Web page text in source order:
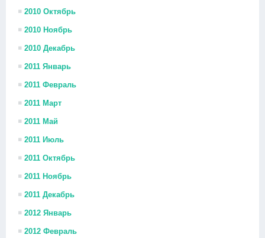
2010 Октябрь
2010 Ноябрь
2010 Декабрь
2011 Январь
2011 Февраль
2011 Март
2011 Май
2011 Июль
2011 Октябрь
2011 Ноябрь
2011 Декабрь
2012 Январь
2012 Февраль